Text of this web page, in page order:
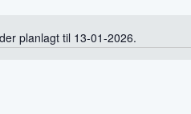
Notice
planlagt til 13-01-2026.